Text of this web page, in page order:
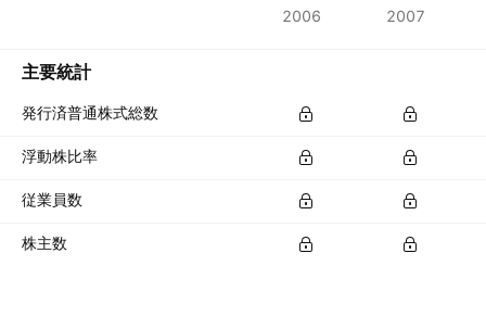
2006 2007
主要統計
発行済普通株式総数
浮動株比率
従業員数
株主数